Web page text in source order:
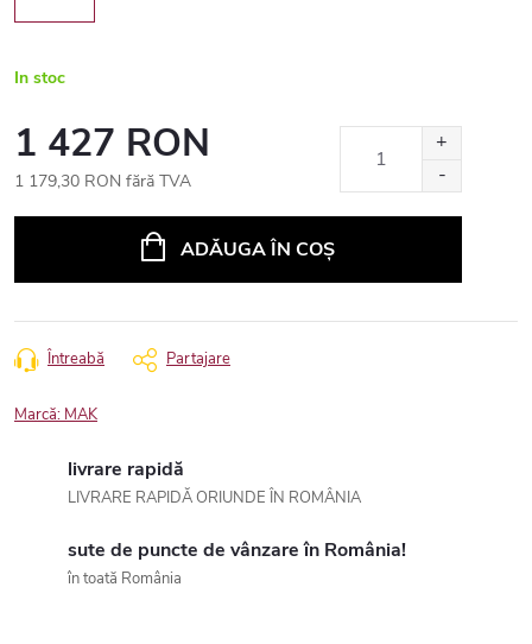
In stoc
1 427 RON
1 179,30 RON fără TVA
ADĂUGA ÎN COŞ
Întreabă Partajare
Marcă: MAK
livrare rapidă
LIVRARE RAPIDĂ ORIUNDE ÎN ROMÂNIA
sute de puncte de vânzare în România!
în toată România